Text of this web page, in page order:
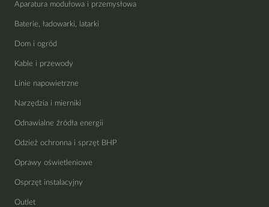
Aparatura modułowa i przemysłowa
Baterie, ładowarki, latarki
Dom i ogród
Kable i przewody
Linie napowietrzne
Narzędzia i mierniki
Odnawialne źródła energii
Odzież ochronna i sprzęt BHP
Oprawy oświetleniowe
Osprzęt instalacyjny
Outlet